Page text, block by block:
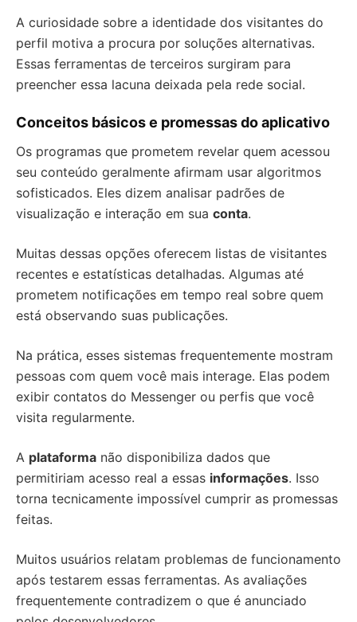
A curiosidade sobre a identidade dos visitantes do
perfil motiva a procura por soluções alternativas.
Essas ferramentas de terceiros surgiram para
preencher essa lacuna deixada pela rede social.
Conceitos básicos e promessas do aplicativo
Os programas que prometem revelar quem acessou
seu conteúdo geralmente afirmam usar algoritmos
sofisticados. Eles dizem analisar padrões de
visualização e interação em sua conta.
Muitas dessas opções oferecem listas de visitantes
recentes e estatísticas detalhadas. Algumas até
prometem notificações em tempo real sobre quem
está observando suas publicações.
Na prática, esses sistemas frequentemente mostram
pessoas com quem você mais interage. Elas podem
exibir contatos do Messenger ou perfis que você
visita regularmente.
A plataforma não disponibiliza dados que
permitiriam acesso real a essas informações. Isso
torna tecnicamente impossível cumprir as promessas
feitas.
Muitos usuários relatam problemas de funcionamento
após testarem essas ferramentas. As avaliações
frequentemente contradizem o que é anunciado